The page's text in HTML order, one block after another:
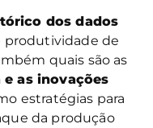
dos dados
produtividade de
quais são as
as inovações
estratégias para
da produção